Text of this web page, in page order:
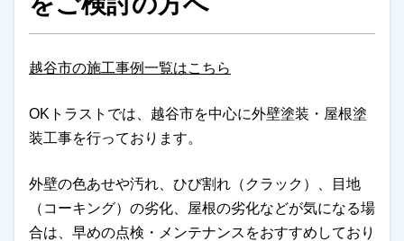
越谷市の施工事例一覧はこちら
OKトラストでは、越谷市を中心に外壁塗装・屋根塗
装工事を行っております。
外壁の色あせや汚れ、ひび割れ（クラック）、目地
（コーキング）の劣化、屋根の劣化などが気になる場
合は、早めの点検・メンテナンスをおすすめしており